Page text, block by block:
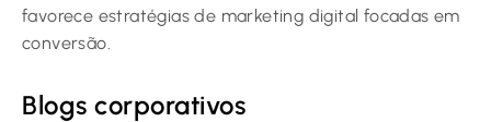
favorece estratégias de marketing digital focadas em
conversão.
Blogs corporativos